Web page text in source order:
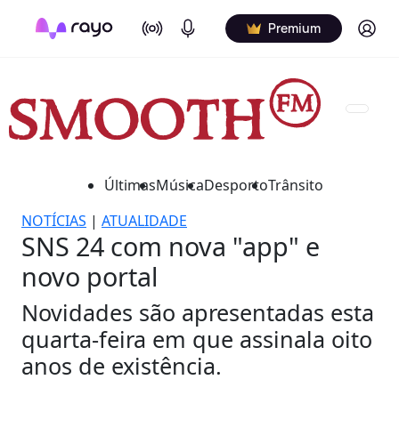
On Air Podcasts Premium Log in
ÚltimasMúsicaDesportoTrânsito
NOTÍCIAS | ATUALIDADE
SNS 24 com nova "app" e
novo portal
Novidades são apresentadas esta
quarta-feira em que assinala oito
anos de existência.